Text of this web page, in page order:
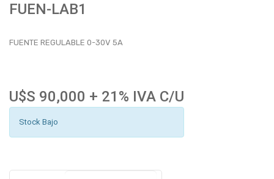
FUEN-LAB1
FUENTE REGULABLE 0-30V 5A
U$S 90,000 + 21% IVA C/U
Stock Bajo